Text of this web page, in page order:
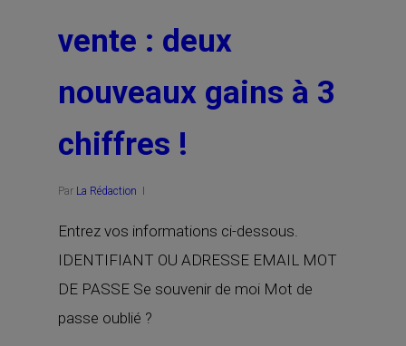
vente : deux
nouveaux gains à 3
chiffres !
Par La Rédaction
Entrez vos informations ci-dessous.
IDENTIFIANT OU ADRESSE EMAIL MOT
DE PASSE Se souvenir de moi Mot de
passe oublié ?